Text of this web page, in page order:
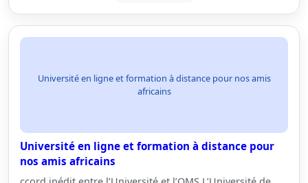
Université en ligne et formation à distance pour nos amis
africains
Université en ligne et formation à distance pour
nos amis africains